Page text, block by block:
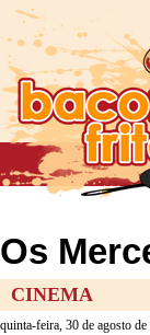
Os
CINEMA
quinta-feira, 30 de agosto